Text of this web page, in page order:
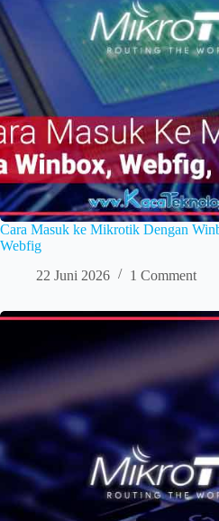
Cara Masuk ke Mikrotik Dengan
Webfig
22 Juni 2026
1 Comment